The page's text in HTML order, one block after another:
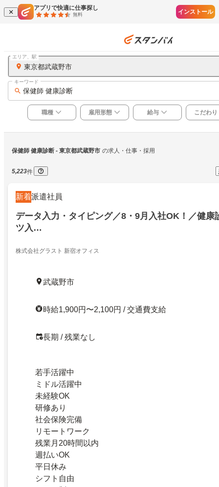
アプリで快適に仕事探し
無料 インストール
東京都武蔵野市
エリア、駅
保健師 健康診断
キーワード
職種 雇用形態 給与 こだわり
保健師 健康診断 - 東京都武蔵野市 の求人・仕事・採用
5,223件
新着派遣社員
データ入力・タイピング／8・9月入社OK！／健康
ツ入…
株式会社グラスト 新宿オフィス
武蔵野市
時給1,900円〜2,100円 / 交通費支給
長期 / 残業なし
若手活躍中
ミドル活躍中
未経験OK
研修あり
社会保険完備
リモートワーク
残業月20時間以内
週払いOK
平日休み
シフト自由